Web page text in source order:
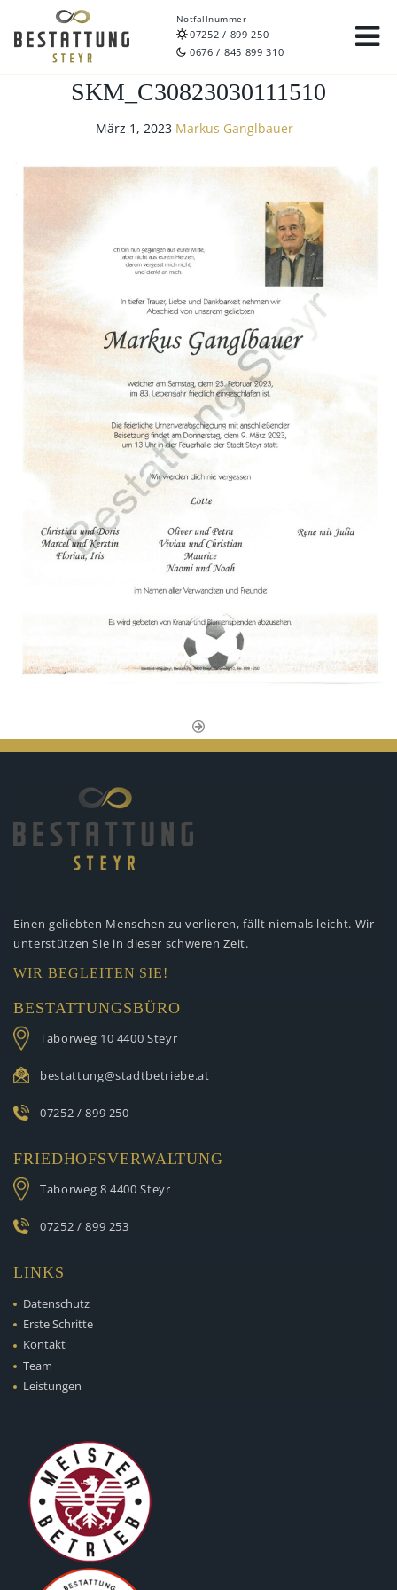
Notfallnummer
07252 / 899 250
0676 / 845 899 310
SKM_C30823030111510
März 1, 2023 Markus Ganglbauer
Einen geliebten Menschen zu verlieren, fällt niemals leicht. Wir
unterstützen Sie in dieser schweren Zeit.
WIR BEGLEITEN SIE!
BESTATTUNGSBÜRO
Taborweg 10 4400 Steyr
bestattung@stadtbetriebe.at
07252 / 899 250
FRIEDHOFSVERWALTUNG
Taborweg 8 4400 Steyr
07252 / 899 253
LINKS
Datenschutz
Erste Schritte
Kontakt
Team
Leistungen